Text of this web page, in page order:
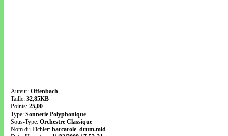
Auteur: Offenbach
Taille: 32,85KB
Points: 25,00
Type: Sonnerie Polyphonique
Sous-Type: Orchestre Classique
Nom du Fichier: barcarole_drum.mid